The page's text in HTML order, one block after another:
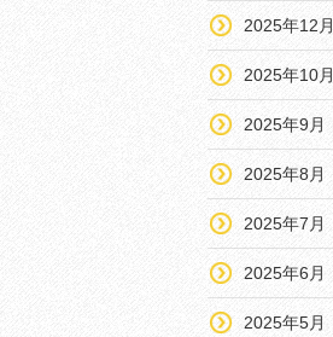
2025年12月
2025年10月
2025年9月
2025年8月
2025年7月
2025年6月
2025年5月